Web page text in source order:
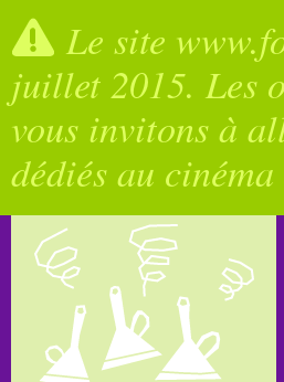
Le site
juillet 2015. Les
vous invitons à
dédiés au